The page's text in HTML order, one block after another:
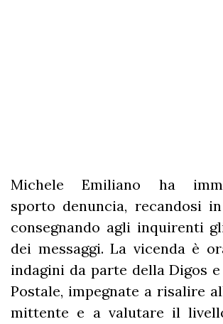
Michele Emiliano ha
sporto denuncia, recandosi
consegnando agli inquirenti
dei messaggi. La vicenda è
indagini da parte della Digos
Postale, impegnate a risalire
mittente e a valutare il